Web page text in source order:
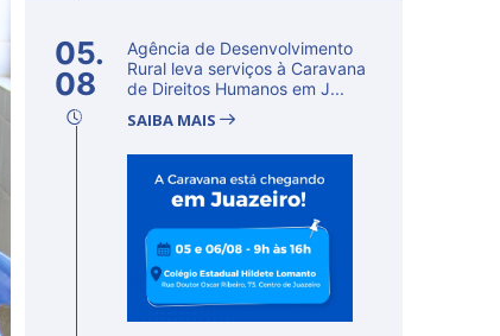
05.
08
Agência de Desenvolvimento
Rural leva serviços à Caravana
de Direitos Humanos em J...
SAIBA MAIS